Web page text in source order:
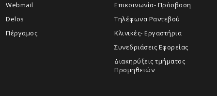
Webmail
Delos
Πέργαμος
Επικοινωνία- Πρόσβαση
Τηλέφωνα Ραντεβού
Κλινικές- Εργαστήρια
Συνεδριάσεις Εφορείας
Διακηρύξεις τμήματος
Προμηθειών